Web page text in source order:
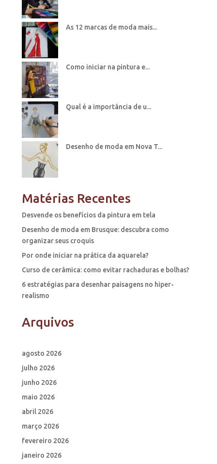
As 12 marcas de moda mais...
Como iniciar na pintura e...
Qual é a importância de u...
Desenho de moda em Nova T...
Matérias Recentes
Desvende os benefícios da pintura em tela
Desenho de moda em Brusque: descubra como
organizar seus croquis
Por onde iniciar na prática da aquarela?
Curso de cerâmica: como evitar rachaduras e bolhas?
6 estratégias para desenhar paisagens no hiper-
realismo
Arquivos
agosto 2026
julho 2026
junho 2026
maio 2026
abril 2026
março 2026
fevereiro 2026
janeiro 2026